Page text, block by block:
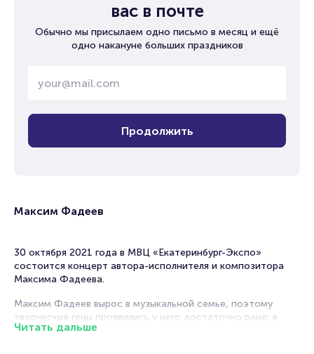
вас в почте
Обычно мы присылаем одно письмо в месяц и ещё
одно накануне больших праздников
Продолжить
Максим Фадеев
30 октября 2021 года в МВЦ «Екатеринбург-Экспо»
состоится концерт автора-исполнителя и композитора
Максима Фадеева.
Максим Фадеев вырос в музыкальной семье, поэтому
творческие гены проявились у него достаточно рано: в
возрасте 13 лет он научился играть на бас-гитаре, затем
Читать дальше